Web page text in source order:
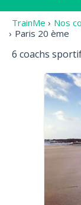
TrainMe › Nos
› Paris 20 ème
6 coachs